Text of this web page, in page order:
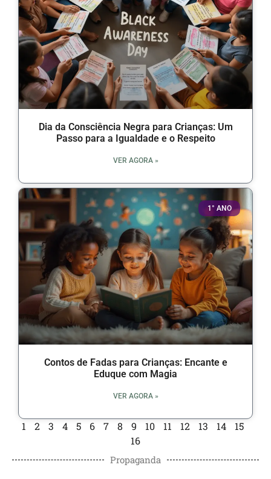
Dia da Consciência Negra para Crianças: Um
Passo para a Igualdade e o Respeito
VER AGORA »
1° ANO
Contos de Fadas para Crianças: Encante e
Eduque com Magia
VER AGORA »
1 2 3 4 5 6 7 8 9 10 11 12 13 14
15
16
Propaganda